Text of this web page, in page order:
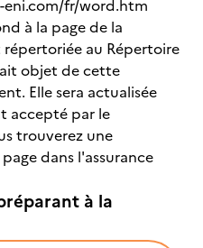
fr/word.htm
à la page de la
au Répertoire
objet de cette
Elle sera actualisée
accepté par le
trouverez une
dans l'assurance
à la